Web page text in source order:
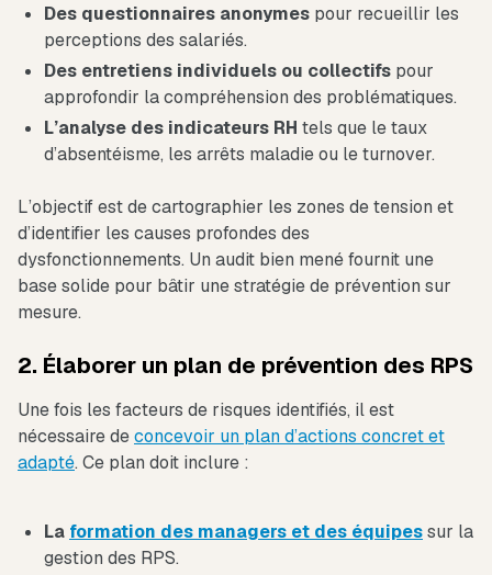
Des questionnaires anonymes pour recueillir les
perceptions des salariés.
Des entretiens individuels ou collectifs pour
approfondir la compréhension des problématiques.
L’analyse des indicateurs RH tels que le taux
d’absentéisme, les arrêts maladie ou le turnover.
L’objectif est de cartographier les zones de tension et
d’identifier les causes profondes des
dysfonctionnements. Un audit bien mené fournit une
base solide pour bâtir une stratégie de prévention sur
mesure.
2. Élaborer un plan de prévention des RPS
Une fois les facteurs de risques identifiés, il est
nécessaire deconcevoir un plan d’actions concret et
adapté. Ce plan doit inclure :
La formation des managers et des équipessur la
gestion des RPS.